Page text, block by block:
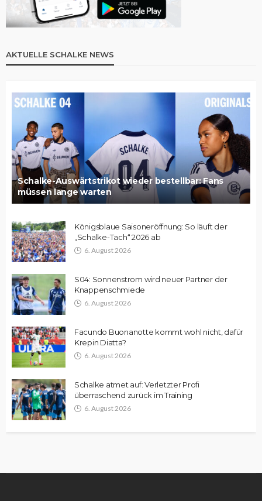
AKTUELLE SCHALKE NEWS
Schalke-Auswärtstrikot wieder bestellbar: Fans
müssen lange warten
Königsblaue Saisoneröffnung: So läuft der
„Schalke-Tach“ 2026 ab
6. August 2026
S04: Sonnenstrom wird neuer Partner der
Knappenschmiede
6. August 2026
Facundo Buonanotte kommt wohl nicht, dafür
Krepin Diatta?
6. August 2026
Schalke atmet auf: Verletzter Profi
überraschend zurück im Training
6. August 2026